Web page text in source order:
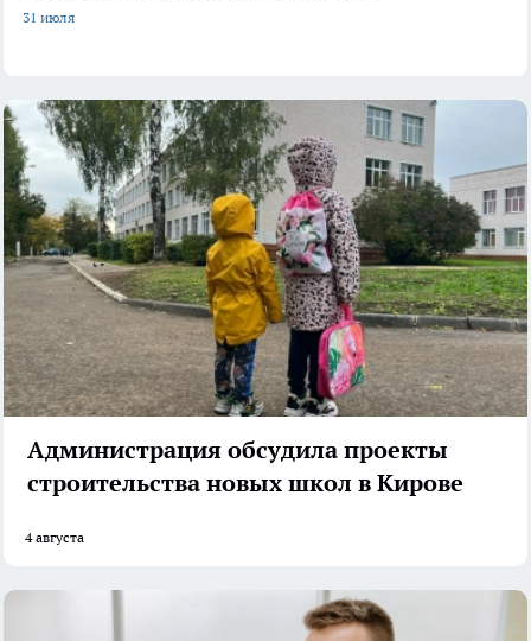
31 июля
Администрация обсудила проекты
строительства новых школ в Кирове
4 августа